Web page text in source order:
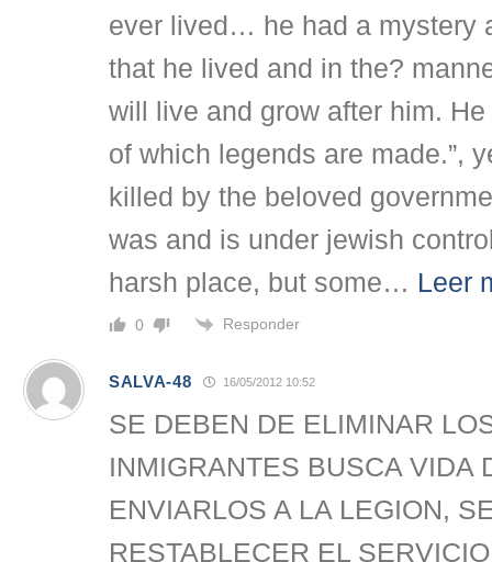
ever lived… he had a mystery
that he lived and in the?
will live and grow after him.
of which legends are made.”,
killed by the beloved
was and is under jewish
harsh place, but some… Leer
0 Responder
SALVA-48 16/05/2012 10:52
SE DEBEN DE ELIMINAR
INMIGRANTES BUSCA VIDA
ENVIARLOS A LA LEGION,
RESTABLECER EL